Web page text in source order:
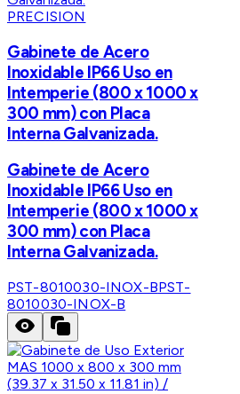
PRECISION
Gabinete de Acero
Inoxidable IP66 Uso en
Intemperie (800 x 1000 x
300 mm) con Placa
Interna Galvanizada.
Gabinete de Acero
Inoxidable IP66 Uso en
Intemperie (800 x 1000 x
300 mm) con Placa
Interna Galvanizada.
PST-8010030-INOX-BPST-
8010030-INOX-B